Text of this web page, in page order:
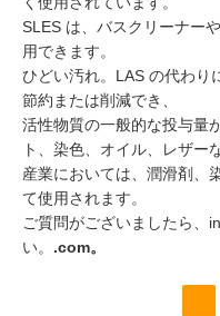
SLES は、バスクリーナー
用できます。
ひどい汚れ。LAS の代わり
節約または削減でき、
活性物質の一般的な投与量
ト、染色、オイル、レザー
産業においては、潤滑剤、
て使用されます。
ご質問がございましたら、
い。 .com。